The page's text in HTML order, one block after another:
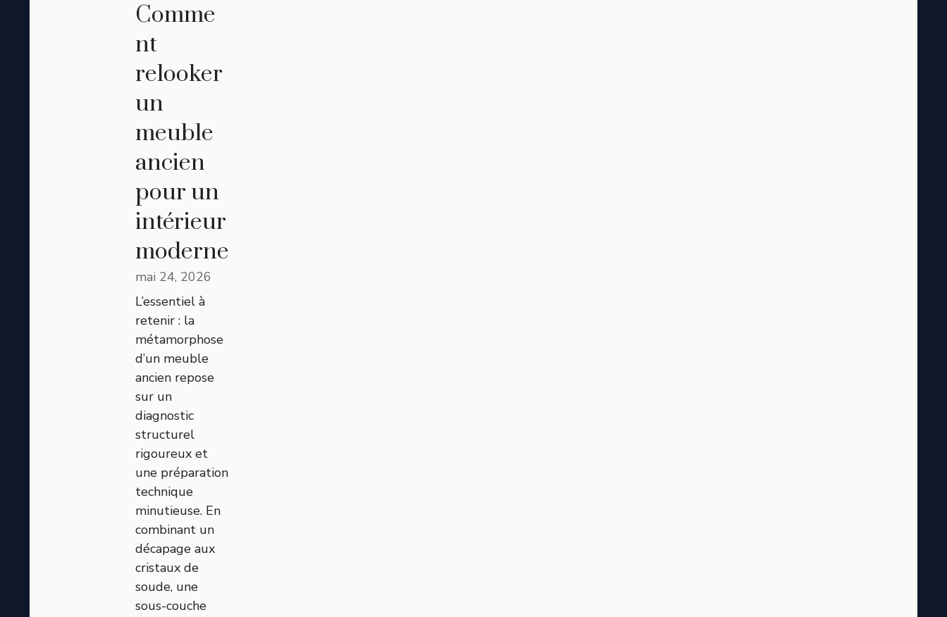
Comme
nt
relooker
un
meuble
ancien
pour un
intérieur
moderne
mai 24, 2026
L’essentiel à
retenir : la
métamorphose
d’un meuble
ancien repose
sur un
diagnostic
structurel
rigoureux et
une préparation
technique
minutieuse. En
combinant un
décapage aux
cristaux de
soude, une
sous-couche